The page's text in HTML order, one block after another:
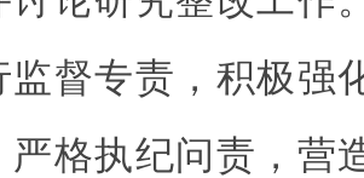
监督专责，积极强
严格执纪问责，营